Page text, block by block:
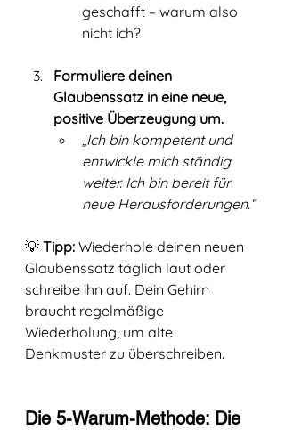
geschafft – warum also
nicht ich?
Formuliere deinen
Glaubenssatz in eine neue,
positive Überzeugung um.
„Ich bin kompetent und
entwickle mich ständig
weiter. Ich bin bereit für
neue Herausforderungen.“
💡 Tipp: Wiederhole deinen neuen
Glaubenssatz täglich laut oder
schreibe ihn auf. Dein Gehirn
braucht regelmäßige
Wiederholung, um alte
Denkmuster zu überschreiben.
Die 5-Warum-Methode: Die